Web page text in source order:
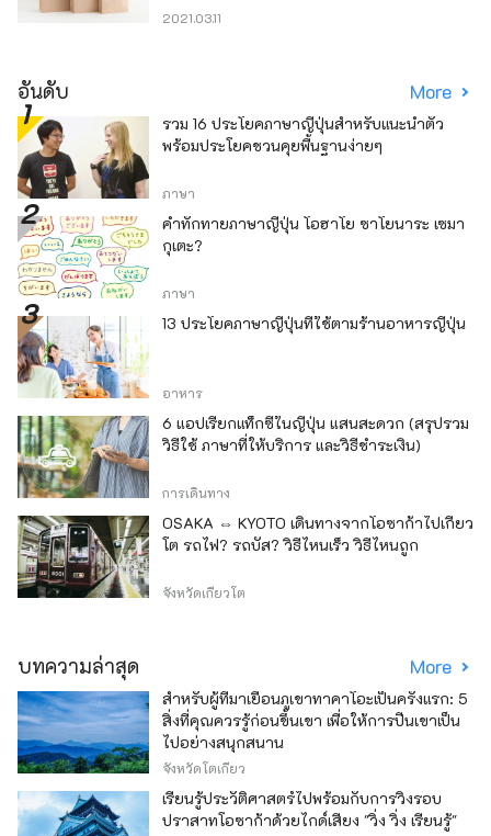
2021.03.11
อันดับ More
รวม 16 ประโยคภาษาญี่ปุ่นสำหรับแนะนำตัว
พร้อมประโยคชวนคุยพื้นฐานง่ายๆ
ภาษา
คำทักทายภาษาญี่ปุ่น โอฮาโย ซาโยนาระ เซมา
กุเตะ?
ภาษา
13 ประโยคภาษาญี่ปุ่นที่ใช้ตามร้านอาหารญี่ปุ่น
อาหาร
6 แอปเรียกแท็กซี่ในญี่ปุ่น แสนสะดวก (สรุปรวม
วิธีใช้ ภาษาที่ให้บริการ และวิธีชำระเงิน)
การเดินทาง
OSAKA ⇔ KYOTO เดินทางจากโอซาก้าไปเกียว
โต รถไฟ? รถบัส? วิธีไหนเร็ว วิธีไหนถูก
จังหวัดเกียวโต
บทความล่าสุด More
สำหรับผู้ที่มาเยือนภูเขาทาคาโอะเป็นครั้งแรก: 5
สิ่งที่คุณควรรู้ก่อนขึ้นเขา เพื่อให้การปีนเขาเป็น
ไปอย่างสนุกสนาน
จังหวัดโตเกียว
เรียนรู้ประวัติศาสตร์ไปพร้อมกับการวิ่งรอบ
ปราสาทโอซาก้าด้วยไกด์เสียง "วิ่ง วิ่ง เรียนรู้"